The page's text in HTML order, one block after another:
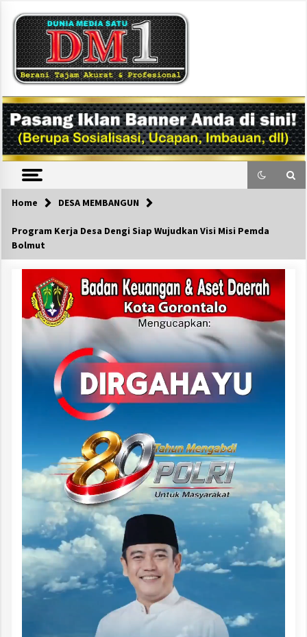
content
DM1
Home DESA MEMBANGUN
Program Kerja Desa Dengi Siap Wujudkan Visi Misi Pemda
Bolmut